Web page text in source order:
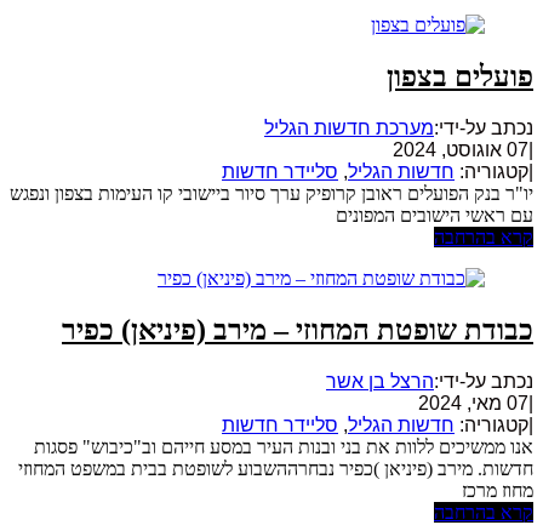
פועלים בצפון
נכתב על-ידי:מערכת חדשות הגליל
07 אוגוסט, 2024
קטגוריה: חדשות הגליל, סליידר חדשות
יו"ר בנק הפועלים ראובן קרופיק ערך סיור ביישובי קו העימות בצפון ונפגש
עם ראשי הישובים המפונים
קרא בהרחבה
כבודת שופטת המחוזי – מירב (פיניאן) כפיר
נכתב על-ידי:הרצל בן אשר
07 מאי, 2024
קטגוריה: חדשות הגליל, סליידר חדשות
אנו ממשיכים ללוות את בני ובנות העיר במסע חייהם וב"כיבוש" פסגות
חדשות. מירב (פיניאן )כפיר נבחרההשבוע לשופטת בבית במשפט המחוזי
מחוז מרכז
קרא בהרחבה